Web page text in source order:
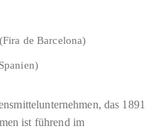
(Fira de Barcelona)
das 1891
ist führend im